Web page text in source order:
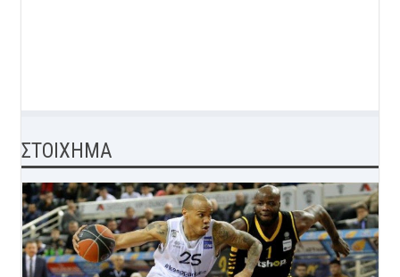
ΣΤΟΙΧΗΜΑ